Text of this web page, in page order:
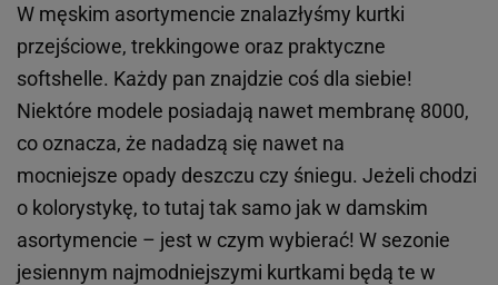
W męskim asortymencie znalazłyśmy kurtki
przejściowe, trekkingowe oraz praktyczne
softshelle. Każdy pan znajdzie coś dla siebie!
Niektóre modele posiadają nawet membranę 8000,
co oznacza, że nadadzą się nawet na
mocniejsze opady deszczu czy śniegu. Jeżeli chodzi
o kolorystykę, to tutaj tak samo jak w damskim
asortymencie – jest w czym wybierać! W sezonie
jesiennym najmodniejszymi kurtkami będą te w